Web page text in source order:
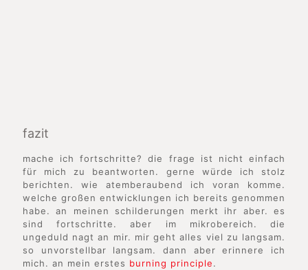
fazit
mache ich fortschritte? die frage ist nicht einfach
für mich zu beantworten. gerne würde ich stolz
berichten. wie atemberaubend ich voran komme.
welche großen entwicklungen ich bereits genommen
habe. an meinen schilderungen merkt ihr aber. es
sind fortschritte. aber im mikrobereich. die
ungeduld nagt an mir. mir geht alles viel zu langsam.
so unvorstellbar langsam. dann aber erinnere ich
mich. an mein erstes burning principle.